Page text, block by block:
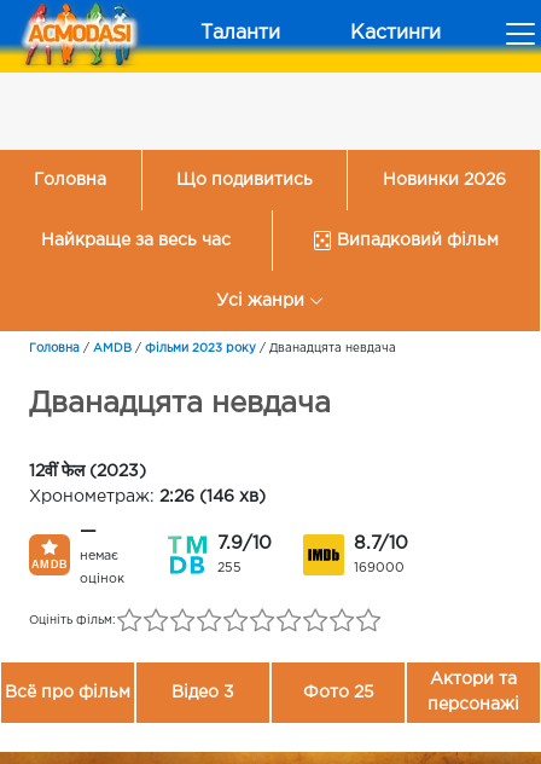
Таланти Кастинги
Головна Що подивитись Новинки 2026
Найкраще за весь час Випадковий фільм
Усі жанри
Головна / AMDB / Фільми 2023 року / Дванадцята невдача
Дванадцята невдача
12वीं फेल (2023)
Хронометраж: 2:26 (146 хв)
—
немає
оцінок
7.9/10
255
8.7/10
169000
Оцініть фільм:
Всё про фільм Відео 3 Фото 25
Актори та
персонажі